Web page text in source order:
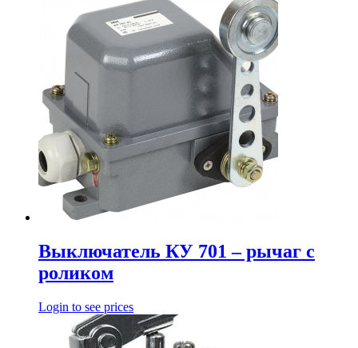
Выключатель КУ 701 – рычаг с
роликом
Login to see prices